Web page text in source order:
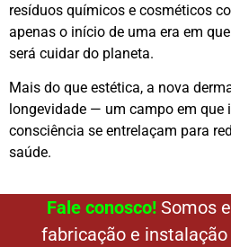
resíduos químicos e cosméticos
apenas o início de uma era em
será cuidar do planeta.
Mais do que estética, a nova
longevidade — um campo em que
consciência se entrelaçam para
saúde.
Fale conosco! Somos
fabricação e